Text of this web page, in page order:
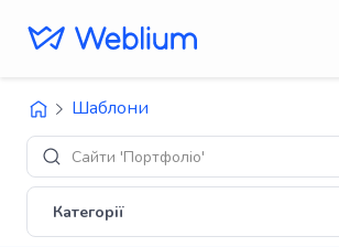
Шаблони
Сайти 'Портфоліо'
Категорії